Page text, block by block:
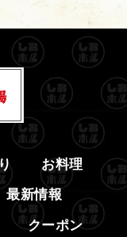
お料理
最新情報
クーポン